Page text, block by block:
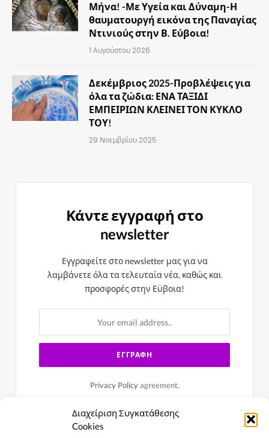
Διαχείριση Συγκατάθεσης
Cookies
Μήνα! -Με Υγεία και Δύναμη-Η
θαυματουργή εικόνα της Παναγίας
Ντινιούς στην Β. Εύβοια!
1 Αυγούστου 2026
Δεκέμβριος 2025-Προβλέψεις για
όλα τα ζώδια: ΕΝΑ ΤΑΞΙΔΙ
ΕΜΠΕΙΡΙΩΝ ΚΛΕΙΝΕΙ ΤΟΝ ΚΥΚΛΟ
ΤΟΥ!
29 Νοεμβρίου 2025
Κάντε εγγραφή στο
newsletter
Εγγραφείτε στο newsletter μας για να
λαμβάνετε όλα τα τελευταία νέα, καθώς και
προσφορές στην Εϋβοια!
Privacy Policyagreement.